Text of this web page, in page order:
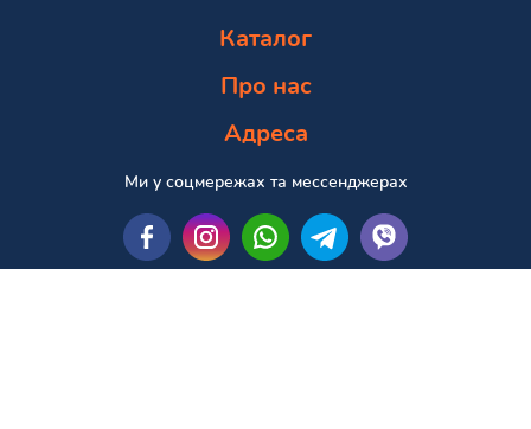
Каталог
Про нас
Адреса
Ми у соцмережах та мессенджерах